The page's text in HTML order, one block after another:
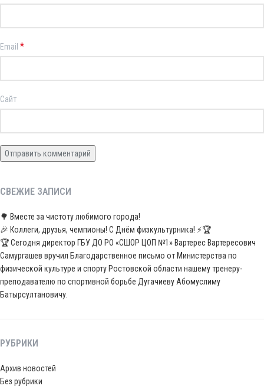
Email *
Сайт
СВЕЖИЕ ЗАПИСИ
🌳 Вместе за чистоту любимого города!
🎉 Коллеги, друзья, чемпионы! С Днём физкультурника! ⚡️🏆
🏆 Сегодня директор ГБУ ДО РО «СШОР ЦОП №1» Вартерес Вартересович
Самургашев вручил Благодарственное письмо от Министерства по
физической культуре и спорту Ростовской области нашему тренеру-
преподавателю по спортивной борьбе Дугачиеву Абомуслиму
Батырсултановичу.
РУБРИКИ
Архив новостей
Без рубрики